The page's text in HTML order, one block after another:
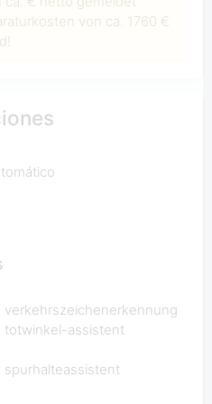
von ca. 1760 €
totwinkel-assistent